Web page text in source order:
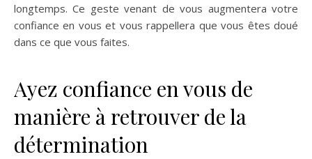
longtemps. Ce geste venant de vous augmentera votre
confiance en vous et vous rappellera que vous êtes doué
dans ce que vous faites.
Ayez confiance en vous de
manière à retrouver de la
détermination